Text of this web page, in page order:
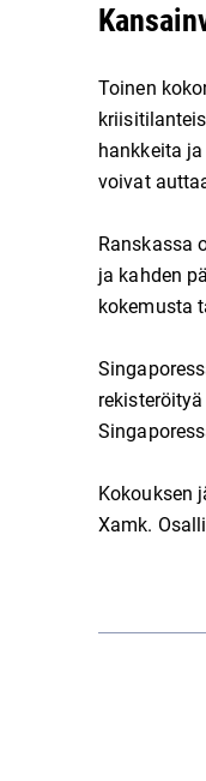
Toinen
hankkeita
voivat
Ranskassa
ja kahden
kokemusta
Kokouksen
Xamk.